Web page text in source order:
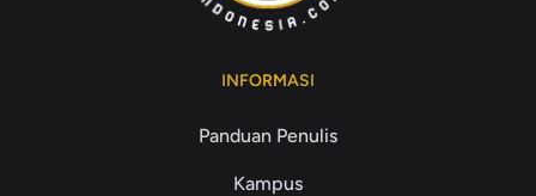
INFORMASI
Panduan Penulis
Kampus